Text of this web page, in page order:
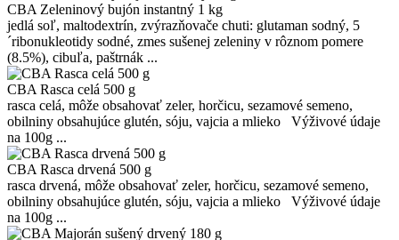
CBA Zeleninový bujón instantný 1 kg
jedlá soľ, maltodextrín, zvýrazňovače chuti: glutaman sodný, 5
´ribonukleotidy sodné, zmes sušenej zeleniny v rôznom pomere
(8.5%), cibuľa, paštrnák ...
CBA Rasca celá 500 g
rasca celá, môže obsahovať zeler, horčicu, sezamové semeno,
obilniny obsahujúce glutén, sóju, vajcia a mlieko Výživové údaje
na 100g ...
CBA Rasca drvená 500 g
rasca drvená, môže obsahovať zeler, horčicu, sezamové semeno,
obilniny obsahujúce glutén, sóju, vajcia a mlieko Výživové údaje
na 100g ...